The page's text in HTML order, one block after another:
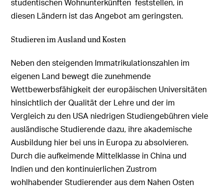
studentischen Wohnunterkünften feststellen, in
diesen Ländern ist das Angebot am geringsten.
Studieren im Ausland und Kosten
Neben den steigenden Immatrikulationszahlen im
eigenen Land bewegt die zunehmende
Wettbewerbsfähigkeit der europäischen Universitäten
hinsichtlich der Qualität der Lehre und der im
Vergleich zu den USA niedrigen Studiengebühren viele
ausländische Studierende dazu, ihre akademische
Ausbildung hier bei uns in Europa zu absolvieren.
Durch die aufkeimende Mittelklasse in China und
Indien und den kontinuierlichen Zustrom
wohlhabender Studierender aus dem Nahen Osten